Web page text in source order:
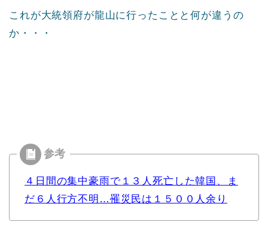
これが大統領府が龍山に行ったことと何が違うの
か・・・
４日間の集中豪雨で１３人死亡した韓国、ま
だ６人行方不明…罹災民は１５００人余り